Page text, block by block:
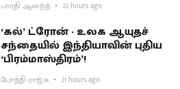
பாரதி ஆனந்த் 22 hours ago
‘கல்’ ட்ரோன் - உலக ஆயுதச்
சந்தையில் இந்தியாவின் புதிய
‘பிரம்மாஸ்திரம்’!
போத்தி ராஜ்.க 21 hours ago